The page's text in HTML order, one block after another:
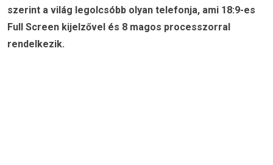
szerint a világ legolcsóbb olyan telefonja, ami 18:9-es
Full Screen kijelzővel és 8 magos processzorral
rendelkezik.